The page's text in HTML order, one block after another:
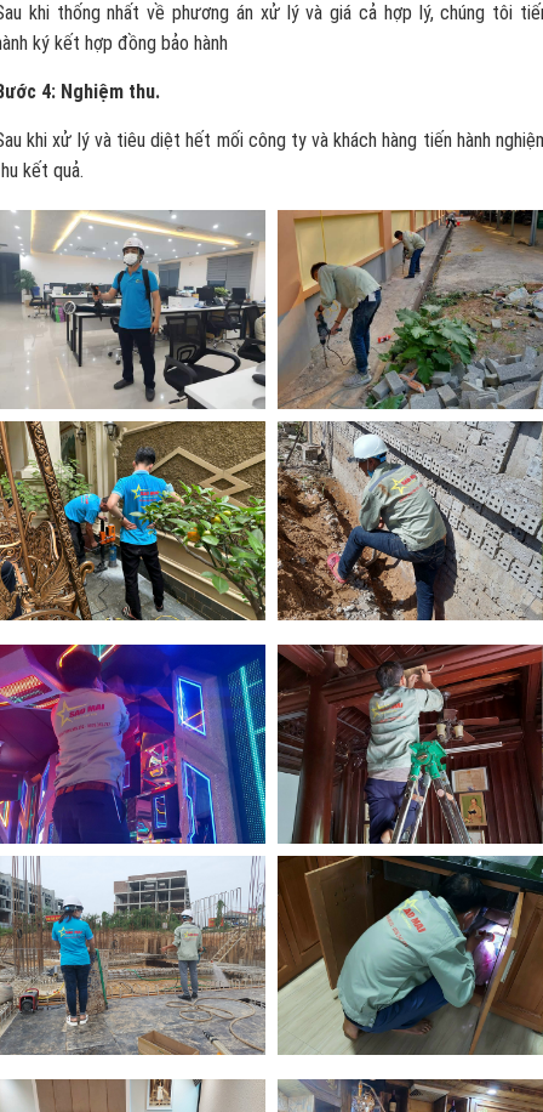
khi thống nhất về phương án xử lý và giá cả hợp lý, chúng tôi
ký kết hợp đồng bảo hành
4: Nghiệm thu.
khi xử lý và tiêu diệt hết mối công ty và khách hàng tiến hành
kết quả.